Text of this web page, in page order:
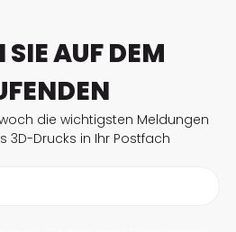
SIE AUF DEM
die wichtigsten Meldungen
3D-Drucks in Ihr Postfach